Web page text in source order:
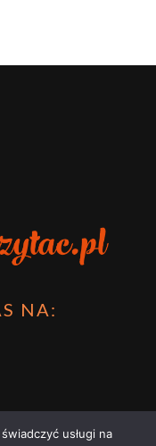
NA:
usługi na